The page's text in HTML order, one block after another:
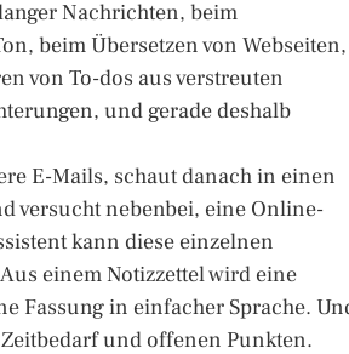
Nachrichten, beim
beim Übersetzen von Webseiten,
von To-dos aus verstreuten
und gerade deshalb
E-Mails, schaut danach in einen
versucht nebenbei, eine Online-
kann diese einzelnen
einem Notizzettel wird eine
Fassung in einfacher Sprache.
und offenen Punkten.